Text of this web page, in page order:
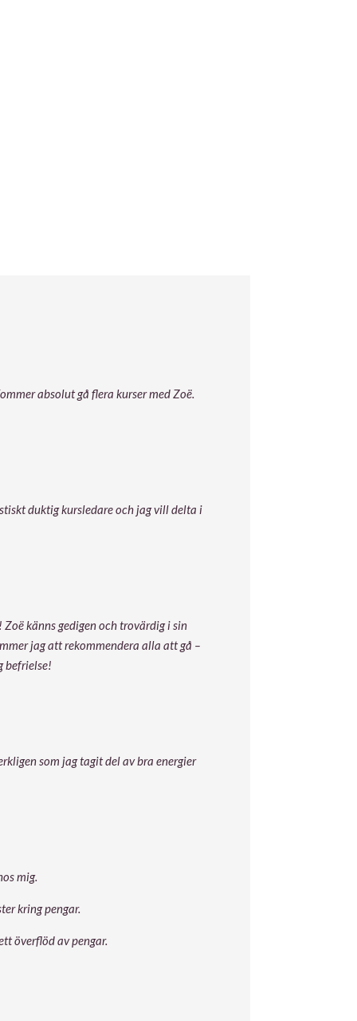
absolut gå flera kurser med Zoë.
duktig kursledare och jag vill delta i
känns gedigen och trovärdig i sin
jag att rekommendera alla att gå –
befrielse!
som jag tagit del av bra energier
mig.
kring pengar.
överflöd av pengar.